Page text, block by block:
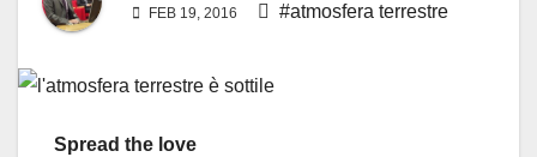
FEB 19, 2016 #atmosfera terrestre
Spread the love